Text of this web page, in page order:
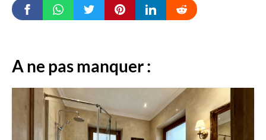
A ne pas manquer :